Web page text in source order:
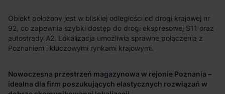
Obiekt położony jest w bliskiej odległości od drogi krajowej nr
92, co zapewnia szybki dostęp do drogi ekspresowej S11 oraz
autostrady A2. Lokalizacja umożliwia sprawne połączenia z
Poznaniem i kluczowymi rynkami krajowymi.
Nowoczesna przestrzeń magazynowa w rejonie Poznania –
idealna dla firm poszukujących elastycznych rozwiązań w